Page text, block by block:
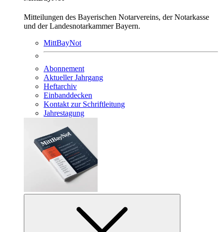
Mitteilungen des Bayerischen Notarvereins, der Notarkasse
und der Landesnotarkammer Bayern.
MittBayNot
Abonnement
Aktueller Jahrgang
Heftarchiv
Einbanddecken
Kontakt zur Schriftleitung
Jahrestagung